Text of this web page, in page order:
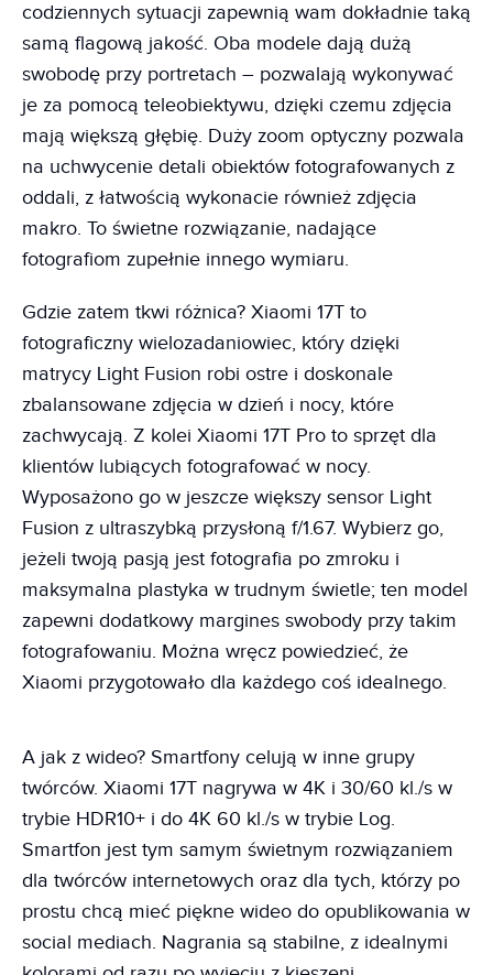
codziennych sytuacji zapewnią wam dokładnie taką
samą flagową jakość. Oba modele dają dużą
swobodę przy portretach – pozwalają wykonywać
je za pomocą teleobiektywu, dzięki czemu zdjęcia
mają większą głębię. Duży zoom optyczny pozwala
na uchwycenie detali obiektów fotografowanych z
oddali, z łatwością wykonacie również zdjęcia
makro. To świetne rozwiązanie, nadające
fotografiom zupełnie innego wymiaru.
Gdzie zatem tkwi różnica? Xiaomi 17T to
fotograficzny wielozadaniowiec, który dzięki
matrycy Light Fusion robi ostre i doskonale
zbalansowane zdjęcia w dzień i nocy, które
zachwycają. Z kolei Xiaomi 17T Pro to sprzęt dla
klientów lubiących fotografować w nocy.
Wyposażono go w jeszcze większy sensor Light
Fusion z ultraszybką przysłoną f/1.67. Wybierz go,
jeżeli twoją pasją jest fotografia po zmroku i
maksymalna plastyka w trudnym świetle; ten model
zapewni dodatkowy margines swobody przy takim
fotografowaniu. Można wręcz powiedzieć, że
Xiaomi przygotowało dla każdego coś idealnego.
A jak z wideo? Smartfony celują w inne grupy
twórców. Xiaomi 17T nagrywa w 4K i 30/60 kl./s w
trybie HDR10+ i do 4K 60 kl./s w trybie Log.
Smartfon jest tym samym świetnym rozwiązaniem
dla twórców internetowych oraz dla tych, którzy po
prostu chcą mieć piękne wideo do opublikowania w
social mediach. Nagrania są stabilne, z idealnymi